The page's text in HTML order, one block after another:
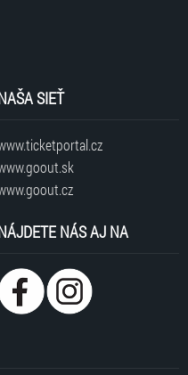
SIEŤ
NÁS AJ NA